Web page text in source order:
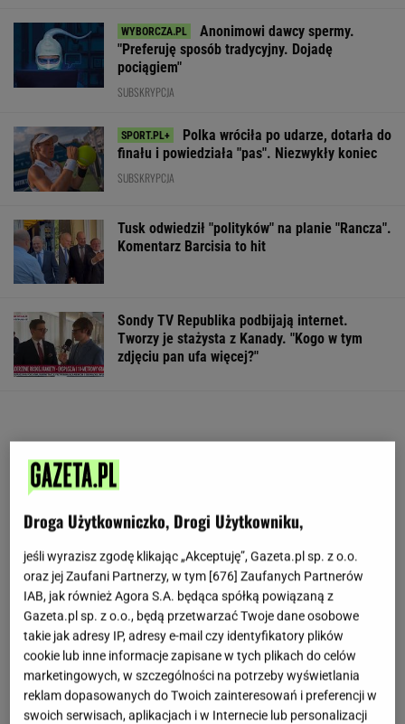
Anonimowi dawcy spermy.
"Preferuję sposób tradycyjny. Dojadę
pociągiem"
SUBSKRYPCJA
Polka wróciła po udarze, dotarła do
finału i powiedziała "pas". Niezwykły koniec
SUBSKRYPCJA
Tusk odwiedził "polityków" na planie "Rancza".
Komentarz Barcisia to hit
Sondy TV Republika podbijają internet.
Tworzy je stażysta z Kanady. "Kogo w tym
zdjęciu pan ufa więcej?"
Droga Użytkowniczko, Drogi Użytkowniku,
jeśli wyrazisz zgodę klikając „Akceptuję”, Gazeta.pl sp. z o.o.
oraz jej Zaufani Partnerzy, w tym [676] Zaufanych Partnerów
IAB, jak również Agora S.A. będąca spółką powiązaną z
Gazeta.pl sp. z o.o., będą przetwarzać Twoje dane osobowe
takie jak adresy IP, adresy e-mail czy identyfikatory plików
cookie lub inne informacje zapisane w tych plikach do celów
marketingowych, w szczególności na potrzeby wyświetlania
reklam dopasowanych do Twoich zainteresowań i preferencji w
swoich serwisach, aplikacjach i w Internecie lub personalizacji